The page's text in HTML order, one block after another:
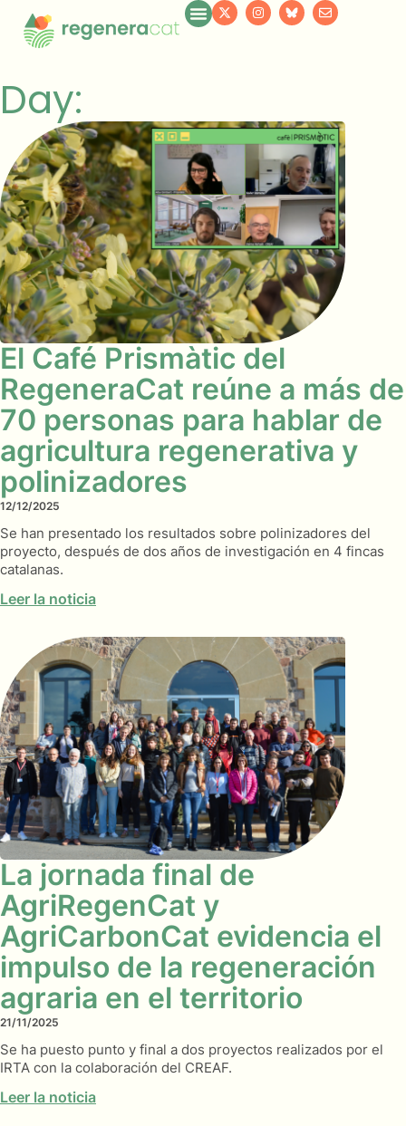
Day:
El Café Prismàtic del
RegeneraCat reúne a más de
70 personas para hablar de
agricultura regenerativa y
polinizadores
12/12/2025
Se han presentado los resultados sobre polinizadores del
proyecto, después de dos años de investigación en 4 fincas
catalanas.
Leer la noticia
La jornada final de
AgriRegenCat y
AgriCarbonCat evidencia el
impulso de la regeneración
agraria en el territorio
21/11/2025
Se ha puesto punto y final a dos proyectos realizados por el
IRTA con la colaboración del CREAF.
Leer la noticia